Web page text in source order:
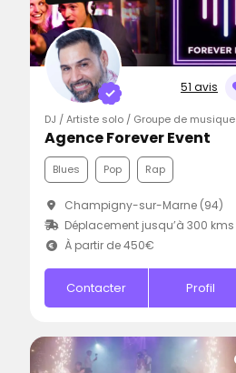
51 avis
DJ / Artiste solo / Groupe de musique
Agence Forever Event
Blues Pop Rap
Champigny-sur-Marne (94)
Déplacement jusqu’à 300 kms
À partir de 450€
Contacter Profil